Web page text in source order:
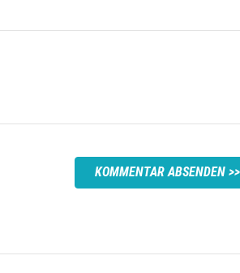
KOMMENTAR ABSENDEN